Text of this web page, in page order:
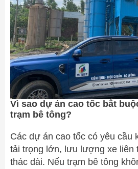
Vì sao dự án cao tốc bắt
trạm bê tông?
Các dự án cao tốc có yêu cầu
tải trọng lớn, lưu lượng xe liên
thác dài. Nếu trạm bê tông